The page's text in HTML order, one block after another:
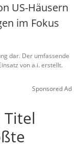
US-Häusern
im Fokus
dar. Der umfassende
von a.i. erstellt.
Sponsored Ad
Titel